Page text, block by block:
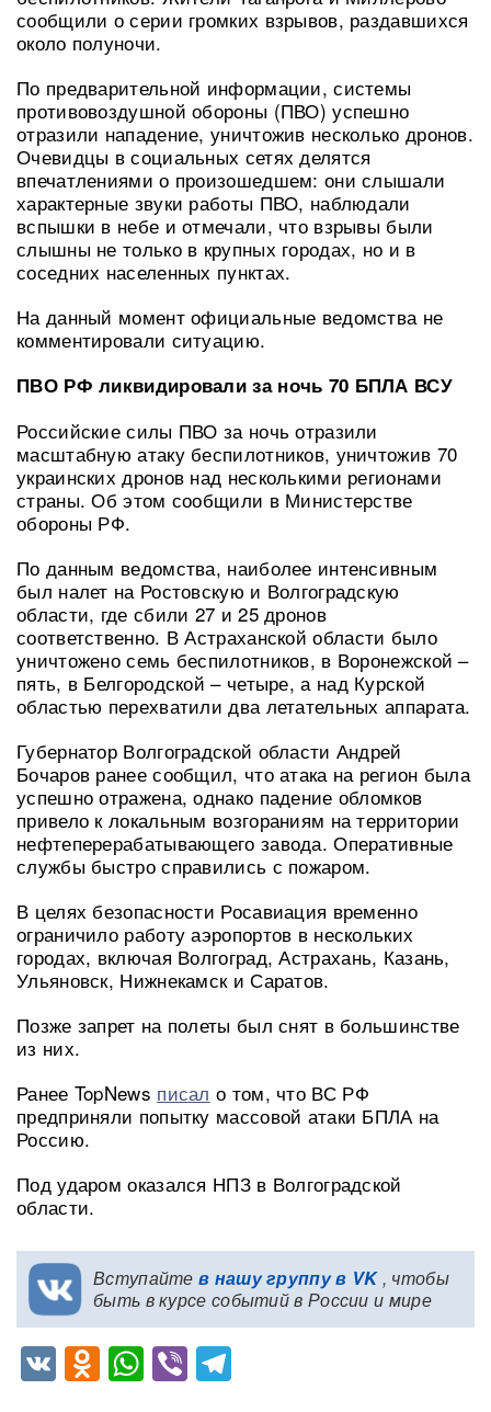
сообщили о серии громких взрывов, раздавшихся
около полуночи.
По предварительной информации, системы
противовоздушной обороны (ПВО) успешно
отразили нападение, уничтожив несколько дронов.
Очевидцы в социальных сетях делятся
впечатлениями о произошедшем: они слышали
характерные звуки работы ПВО, наблюдали
вспышки в небе и отмечали, что взрывы были
слышны не только в крупных городах, но и в
соседних населенных пунктах.
На данный момент официальные ведомства не
комментировали ситуацию.
ПВО РФ ликвидировали за ночь 70 БПЛА ВСУ
Российские силы ПВО за ночь отразили
масштабную атаку беспилотников, уничтожив 70
украинских дронов над несколькими регионами
страны. Об этом сообщили в Министерстве
обороны РФ.
По данным ведомства, наиболее интенсивным
был налет на Ростовскую и Волгоградскую
области, где сбили 27 и 25 дронов
соответственно. В Астраханской области было
уничтожено семь беспилотников, в Воронежской –
пять, в Белгородской – четыре, а над Курской
областью перехватили два летательных аппарата.
Губернатор Волгоградской области Андрей
Бочаров ранее сообщил, что атака на регион была
успешно отражена, однако падение обломков
привело к локальным возгораниям на территории
нефтеперерабатывающего завода. Оперативные
службы быстро справились с пожаром.
В целях безопасности Росавиация временно
ограничило работу аэропортов в нескольких
городах, включая Волгоград, Астрахань, Казань,
Ульяновск, Нижнекамск и Саратов.
Позже запрет на полеты был снят в большинстве
из них.
Ранее TopNews писал о том, что ВС РФ
предприняли попытку массовой атаки БПЛА на
Россию.
Под ударом оказался НПЗ в Волгоградской
области.
Вступайте в нашу группу в VK, чтобы
быть в курсе событий в России и мире
VKOdnoklassniki
WhatsApp
Viber